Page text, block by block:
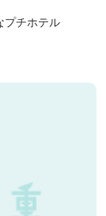
プチホテル